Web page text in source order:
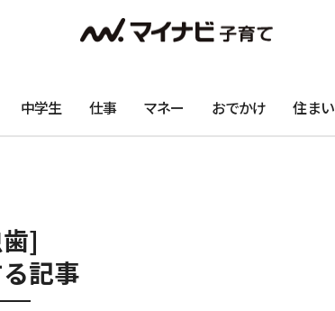
中学生 仕事 マネー おでかけ 住まい
]
記事